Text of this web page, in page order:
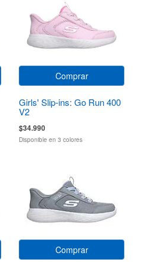
Comprar
Girls' Slip-ins: Go Run 400
V2
$34.990
Disponible en 3 colores
Comprar